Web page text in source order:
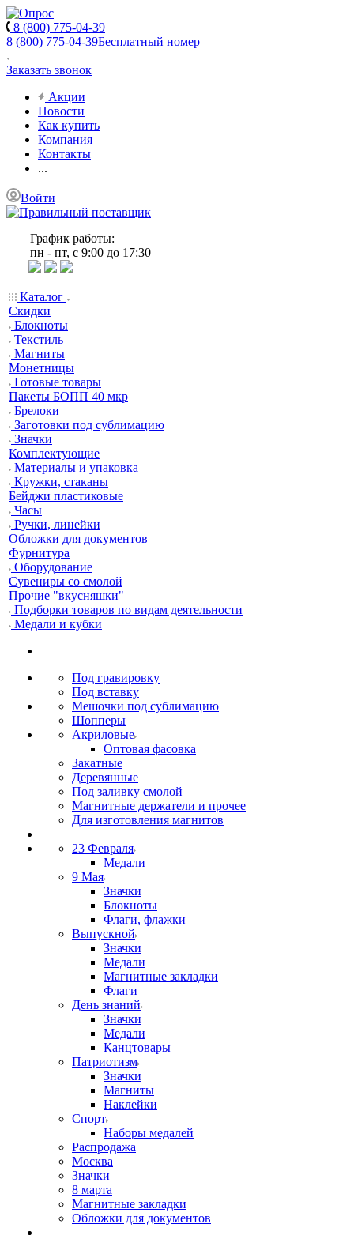
8 (800) 775-04-39
8 (800) 775-04-39Бесплатный номер
Заказать звонок
Акции
Новости
Как купить
Компания
Контакты
...
Войти
График работы:
пн - пт, с 9:00 до 17:30
Каталог
Скидки
Блокноты
Текстиль
Магниты
Монетницы
Готовые товары
Пакеты БОПП 40 мкр
Брелоки
Заготовки под сублимацию
Значки
Комплектующие
Материалы и упаковка
Кружки, стаканы
Бейджи пластиковые
Часы
Ручки, линейки
Обложки для документов
Фурнитура
Оборудование
Сувениры со смолой
Прочие "вкусняшки"
Подборки товаров по видам деятельности
Медали и кубки
Под гравировку
Под вставку
Мешочки под сублимацию
Шопперы
Акриловые
Оптовая фасовка
Закатные
Деревянные
Под заливку смолой
Магнитные держатели и прочее
Для изготовления магнитов
23 Февраля
Медали
9 Мая
Значки
Блокноты
Флаги, флажки
Выпускной
Значки
Медали
Магнитные закладки
Флаги
День знаний
Значки
Медали
Канцтовары
Патриотизм
Значки
Магниты
Наклейки
Спорт
Наборы медалей
Распродажа
Москва
Значки
8 марта
Магнитные закладки
Обложки для документов